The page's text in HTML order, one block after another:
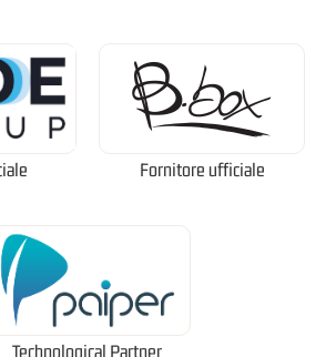
Fornitore ufficiale
Technological Partner